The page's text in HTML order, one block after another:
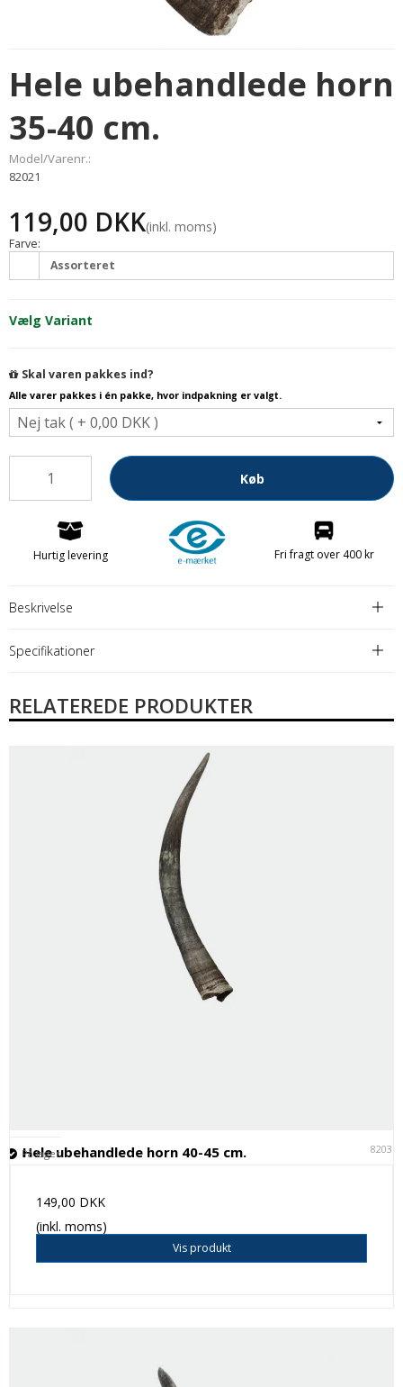
Hele ubehandlede horn
35-40 cm.
Model/Varenr.:
82021
119,00 DKK(inkl. moms)
Farve:
Assorteret
Vælg Variant
Skal varen pakkes ind?
Alle varer pakkes i én pakke, hvor indpakning er valgt.
Køb
Hurtig levering Fri fragt over 400 kr
Beskrivelse
Specifikationer
RELATEREDE PRODUKTER
Hele ubehandlede horn 40-45 cm. 82031
På lager
149,00 DKK
(inkl. moms)
Vis produkt